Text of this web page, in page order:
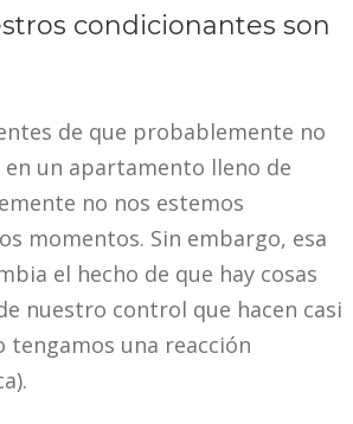
condicionantes son
de que probablemente no
un apartamento lleno de
no nos estemos
momentos. Sin embargo, esa
el hecho de que hay cosas
nuestro control que hacen casi
tengamos una reacción